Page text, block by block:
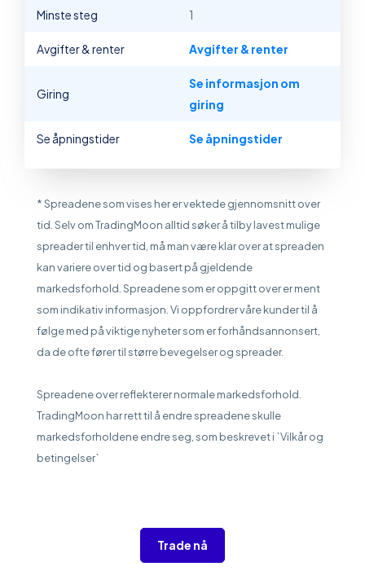
Minste steg 1
Avgifter & renter Avgifter & renter
Giring
Se informasjon om
giring
Se åpningstider Se åpningstider
* Spreadene som vises her er vektede gjennomsnitt over
tid. Selv om TradingMoon alltid søker å tilby lavest mulige
spreader til enhver tid, må man være klar over at spreaden
kan variere over tid og basert på gjeldende
markedsforhold. Spreadene som er oppgitt over er ment
som indikativ informasjon. Vi oppfordrer våre kunder til å
følge med på viktige nyheter som er forhåndsannonsert,
da de ofte fører til større bevegelser og spreader.
Spreadene over reflekterer normale markedsforhold.
TradingMoon har rett til å endre spreadene skulle
markedsforholdene endre seg, som beskrevet i `Vilkår og
betingelser`
Trade nå